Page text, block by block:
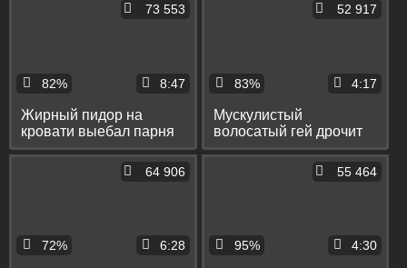
82%
73 553
8:47
Жирный пидор на
кровати выебал парня
в зад и сдрочил на него
83%
52 917
4:17
Мускулистый
волосатый гей дрочит
на камеру и спускает
сперму себе на яйца
72%
64 906
6:28 95%
55 464
4:30